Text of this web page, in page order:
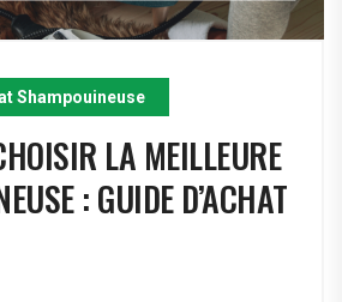
Shampouineuse
LA MEILLEURE
: GUIDE D’ACHAT